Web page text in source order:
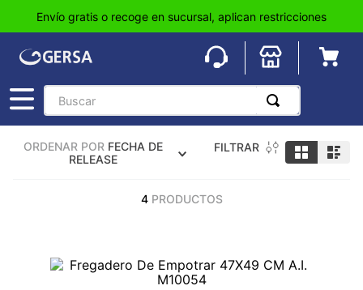
Envío gratis o recoge en sucursal, aplican restricciones
Buscar
ORDENAR POR FECHA DE
RELEASE
FILTRAR
4 PRODUCTOS
.
pisos
5 .
lavabo